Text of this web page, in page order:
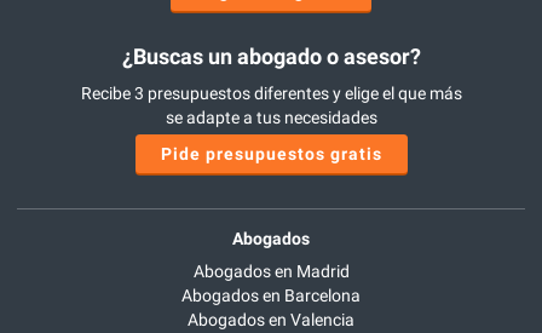
¿Buscas un abogado o asesor?
Recibe 3 presupuestos diferentes y elige el que más
se adapte a tus necesidades
Pide presupuestos gratis
Abogados
Abogados en Madrid
Abogados en Barcelona
Abogados en Valencia